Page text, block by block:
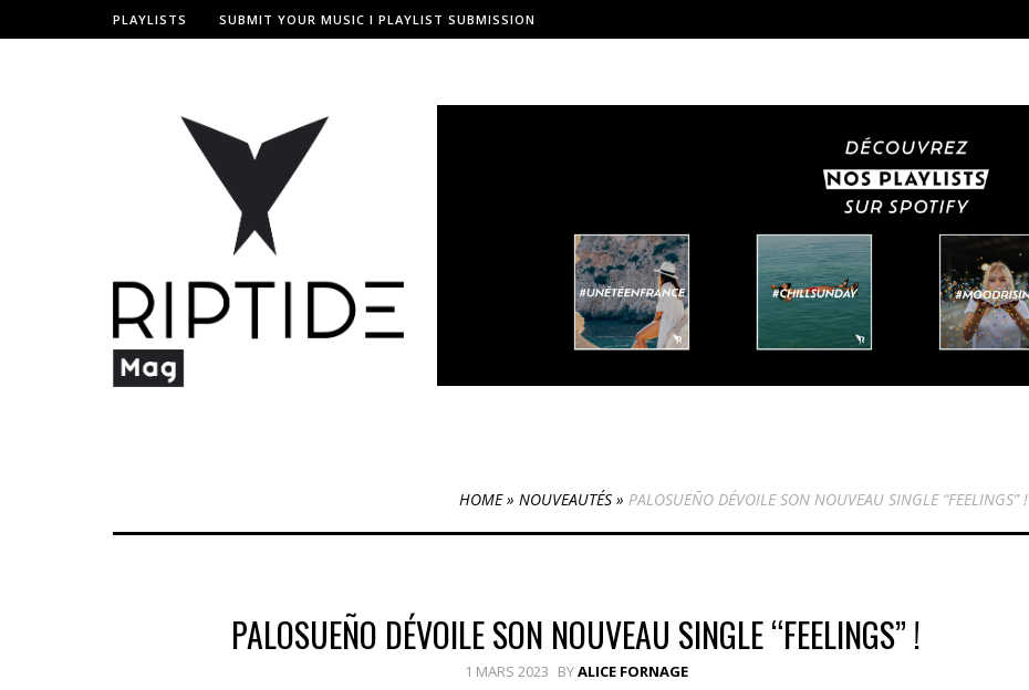
PLAYLISTS SUBMIT YOUR MUSIC I PLAYLIST SUBMISSION
HOME» NOUVEAUTÉS » PALOSUEÑO DÉVOILE SON NOUVEAU SINGLE “FEELINGS” !
PALOSUEÑO DÉVOILE SON NOUVEAU SINGLE “FEELINGS” !
1 MARS 2023 BYALICE FORNAGE